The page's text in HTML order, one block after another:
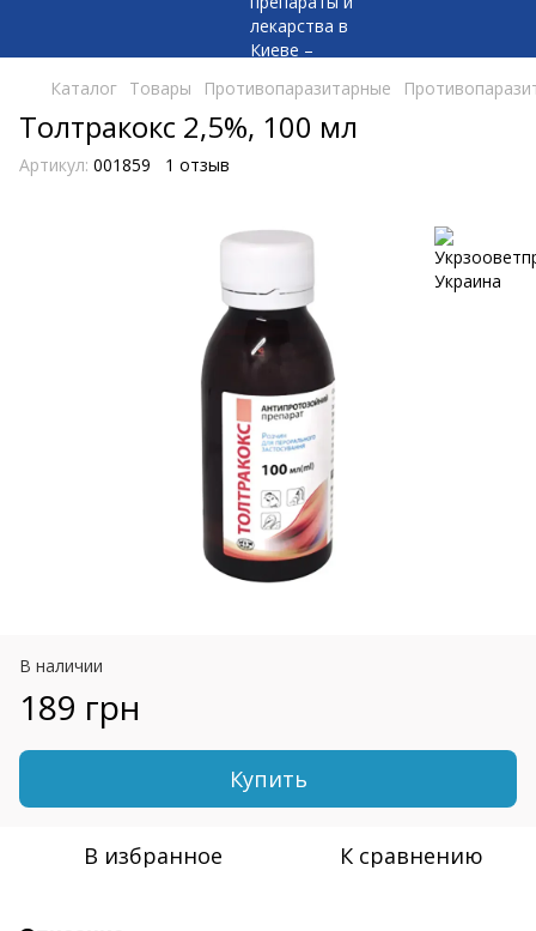
Каталог Товары Противопаразитарные
Толтракокс 2,5%, 100 мл
Артикул: 001859 1 отзыв
В наличии
189 грн
Купить
В избранное К сравнению